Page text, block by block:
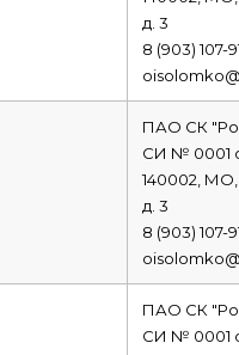
д. 3
8 (903) 107-
ПАО СК
СИ № 0001
140002, МО,
д. 3
8 (903) 107-
ПАО СК
СИ № 0001